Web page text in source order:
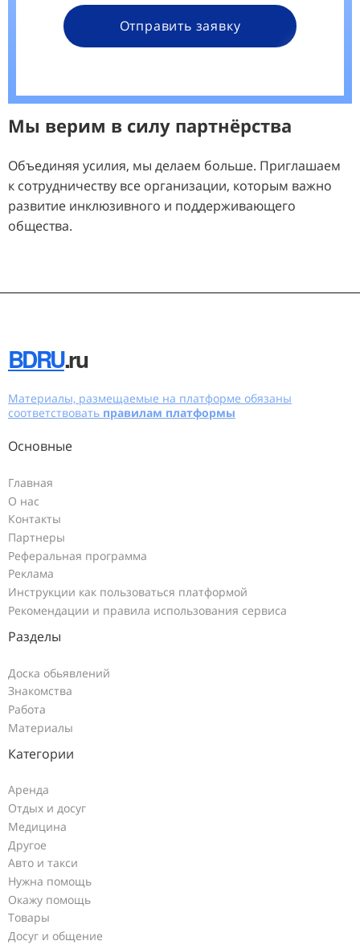
Отправить заявку
Мы верим в силу партнёрства
Объединяя усилия, мы делаем больше. Приглашаем
к сотрудничеству все организации, которым важно
развитие инклюзивного и поддерживающего
общества.
BDRU.ru
Материалы, размещаемые на платформе обязаны
соответствовать правилам платформы
Основные
Главная
О нас
Контакты
Партнеры
Реферальная программа
Реклама
Инструкции как пользоваться платформой
Рекомендации и правила использования сервиса
Разделы
Доска обьявлений
Знакомства
Работа
Материалы
Категории
Аренда
Отдых и досуг
Медицина
Другое
Авто и такси
Нужна помощь
Окажу помощь
Товары
Досуг и общение